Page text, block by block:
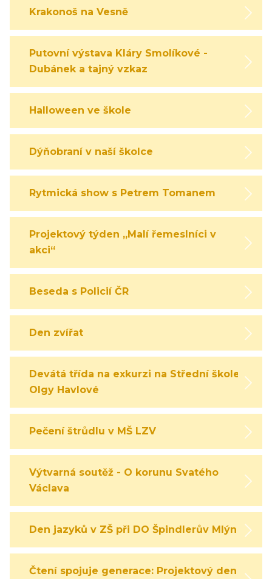
Krakonoš na Vesně
Putovní výstava Kláry Smolíkové -
Dubánek a tajný vzkaz
Halloween ve škole
Dýňobraní v naší školce
Rytmická show s Petrem Tomanem
Projektový týden „Malí řemeslníci v
akci“
Beseda s Policií ČR
Den zvířat
Devátá třída na exkurzi na Střední škole
Olgy Havlové
Pečení štrůdlu v MŠ LZV
Výtvarná soutěž - O korunu Svatého
Václava
Den jazyků v ZŠ při DO Špindlerův Mlýn
Čtení spojuje generace: Projektový den